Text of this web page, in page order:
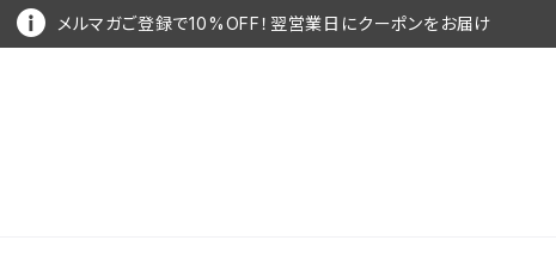
メルマガご登録で10%OFF！翌営業日にクーポンをお届け